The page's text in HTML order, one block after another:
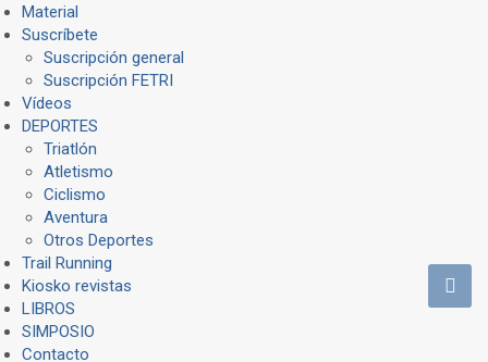
Material
Suscríbete
Suscripción general
Suscripción FETRI
Vídeos
DEPORTES
Triatlón
Atletismo
Ciclismo
Aventura
Otros Deportes
Trail Running
Kiosko revistas
LIBROS
SIMPOSIO
Contacto